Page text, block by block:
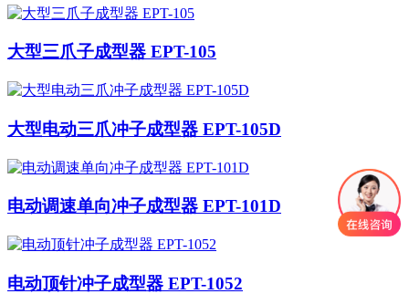
大型三爪子成型器 EPT-105
大型电动三爪冲子成型器 EPT-105D
电动调速单向冲子成型器 EPT-101D
电动顶针冲子成型器 EPT-1052